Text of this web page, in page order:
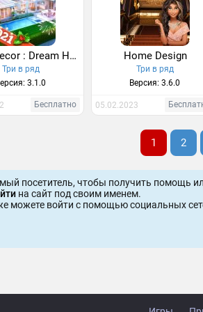
Space Decor : Dream Home Design
Три в ряд
3.1.0
Бесплатно
Home Design
Три в ряд
Версия: 3.6.0
05.02.2023
1 2
посетитель, чтобы получить помощь
на сайт под своим именем.
можете войти c помощью социальных